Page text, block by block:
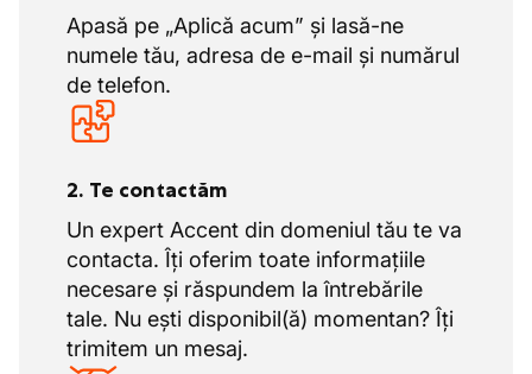
Apasă pe „Aplică acum” și lasă-ne
numele tău, adresa de e-mail și numărul
de telefon.
2. Te contactăm
Un expert Accent din domeniul tău te va
contacta. Îți oferim toate informațiile
necesare și răspundem la întrebările
tale. Nu ești disponibil(ă) momentan? Îți
trimitem un mesaj.